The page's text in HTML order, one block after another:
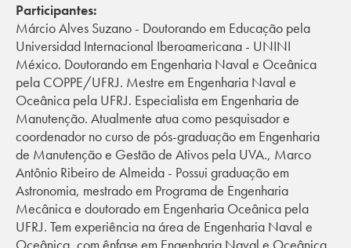
Participantes:
Márcio Alves Suzano - Doutorando em Educação pela
Universidad Internacional Iberoamericana - UNINI
México. Doutorando em Engenharia Naval e Oceânica
pela COPPE/UFRJ. Mestre em Engenharia Naval e
Oceânica pela UFRJ. Especialista em Engenharia de
Manutenção. Atualmente atua como pesquisador e
coordenador no curso de pós-graduação em Engenharia
de Manutenção e Gestão de Ativos pela UVA., Marco
Antônio Ribeiro de Almeida - Possui graduação em
Astronomia, mestrado em Programa de Engenharia
Mecânica e doutorado em Engenharia Oceânica pela
UFRJ. Tem experiência na área de Engenharia Naval e